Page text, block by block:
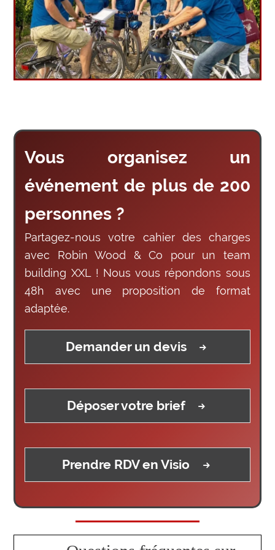
Vous organisez un
événement de plus de 200
personnes ?
Partagez-nous votre cahier des charges
avec Robin Wood & Co pour un team
building XXL ! Nous vous répondons sous
48h avec une proposition de format
adaptée.
Demander un devis
Déposer votre brief
Prendre RDV en Visio